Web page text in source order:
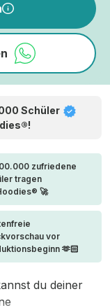
Schüler
zufriedene
tragen
🚀
vor
🫶🏻
du deiner